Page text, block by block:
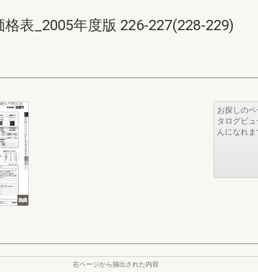
表_2005年度版 226-227(228-229)
お探しの
タログビ
んになれま
右ページから抽出された内容